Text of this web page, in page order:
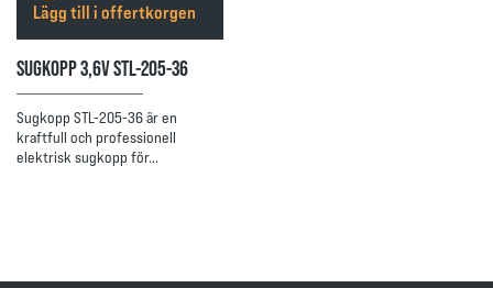
SUGKOPP 3,6V STL-205-36
Sugkopp STL-205-36 är en
kraftfull och professionell
elektrisk sugkopp för…
Lägg till i offertkorgen